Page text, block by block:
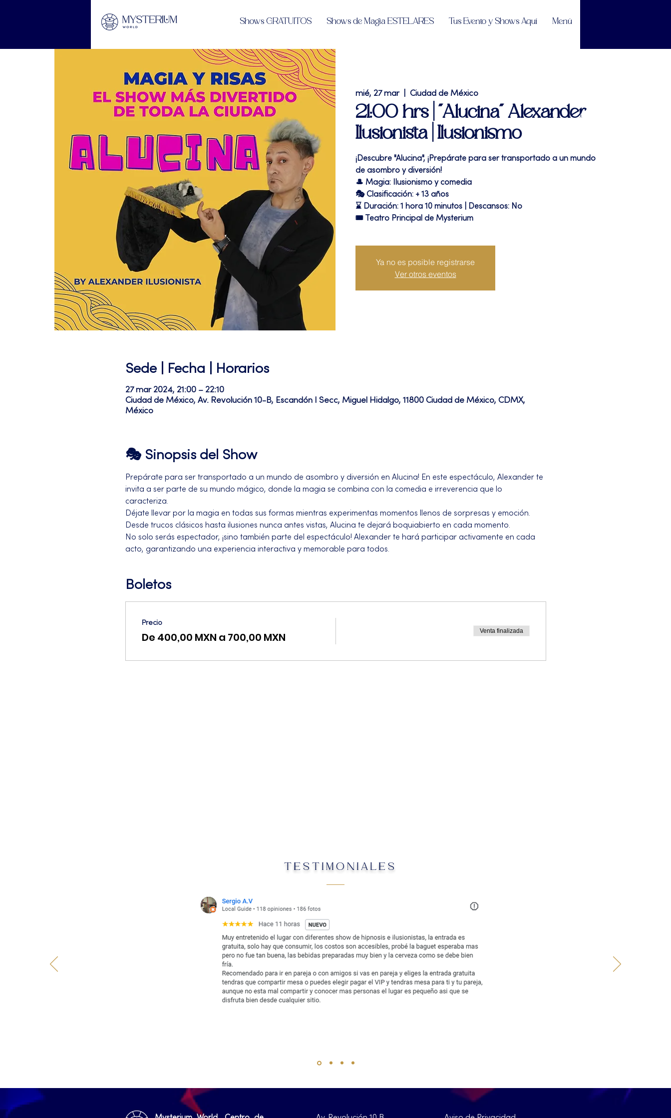
Shows GRATUITOS Shows de Magia ESTELARES Tus Evento y Shows Aquí Menú
mié, 27 mar
  |
Ciudad de México
21:00 hrs | "Alucina" Alexander
Ilusionista | Ilusionismo
¡Descubre "Alucina", ¡Prepárate para ser transportado a un mundo
de asombro y diversión!
🎩 Magia: Ilusionismo y comedia
🎭 Clasificación: + 13 años
⌛ Duración: 1 hora 10 minutos | Descansos: No
🎟 Teatro Principal de Mysterium
Ya no es posible registrarse
Ver otros eventos
Sede | Fecha | Horarios
27 mar 2024, 21:00 – 22:10
Ciudad de México, Av. Revolución 10-B, Escandón I Secc, Miguel Hidalgo, 11800 Ciudad de México, CDMX,
México
🎭 Sinopsis del Show
Prepárate para ser transportado a un mundo de asombro y diversión en Alucina! En este espectáculo, Alexander te
invita a ser parte de su mundo mágico, donde la magia se combina con la comedia e irreverencia que lo
caracteriza.
Déjate llevar por la magia en todas sus formas mientras experimentas momentos llenos de sorpresas y emoción.
Desde trucos clásicos hasta ilusiones nunca antes vistas, Alucina te dejará boquiabierto en cada momento.
No solo serás espectador, ¡sino también parte del espectáculo! Alexander te hará participar activamente en cada
acto, garantizando una experiencia interactiva y memorable para todos.
Boletos
Precio
De 400,00 MXN a 700,00 MXN Venta finalizada
TESTIMONIALES